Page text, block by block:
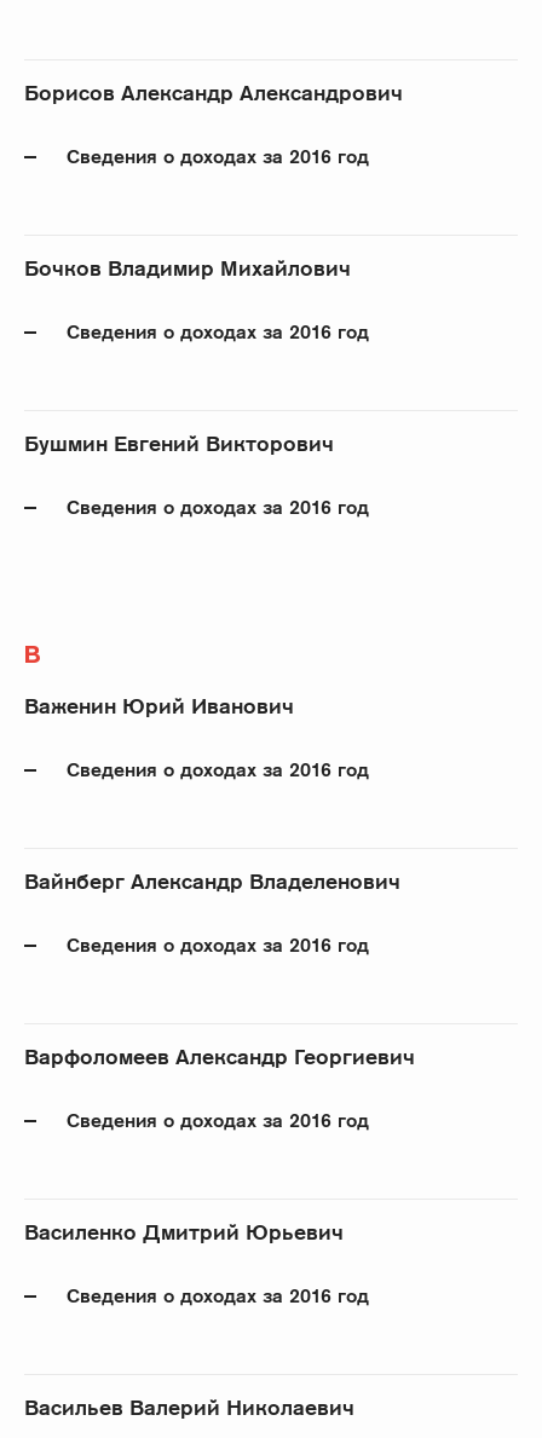
Борисов Александр Александрович
Сведения о доходах за 2016 год
Бочков Владимир Михайлович
Сведения о доходах за 2016 год
Бушмин Евгений Викторович
Сведения о доходах за 2016 год
В
Важенин Юрий Иванович
Сведения о доходах за 2016 год
Вайнберг Александр Владеленович
Сведения о доходах за 2016 год
Варфоломеев Александр Георгиевич
Сведения о доходах за 2016 год
Василенко Дмитрий Юрьевич
Сведения о доходах за 2016 год
Васильев Валерий Николаевич